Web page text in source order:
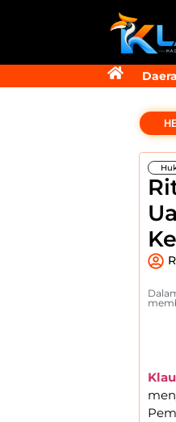
Bankeu Fisik Belum